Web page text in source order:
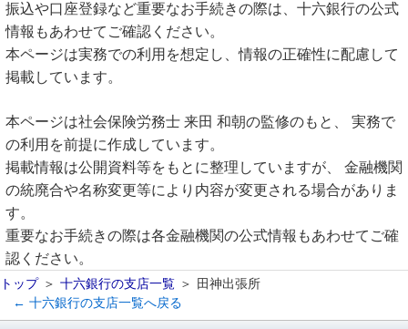
振込や口座登録など重要なお手続きの際は、十六銀行の公式
情報もあわせてご確認ください。
本ページは実務での利用を想定し、情報の正確性に配慮して
掲載しています。
本ページは社会保険労務士 来田 和朝の監修のもと、 実務で
の利用を前提に作成しています。
掲載情報は公開資料等をもとに整理していますが、 金融機関
の統廃合や名称変更等により内容が変更される場合がありま
す。
重要なお手続きの際は各金融機関の公式情報もあわせてご確
認ください。
トップ 十六銀行の支店一覧
田神出張所
← 十六銀行の支店一覧へ戻る